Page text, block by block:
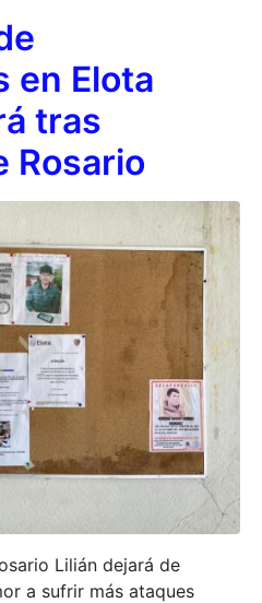
en Elota
tras
Rosario
Lilián dejará de
a sufrir más ataques